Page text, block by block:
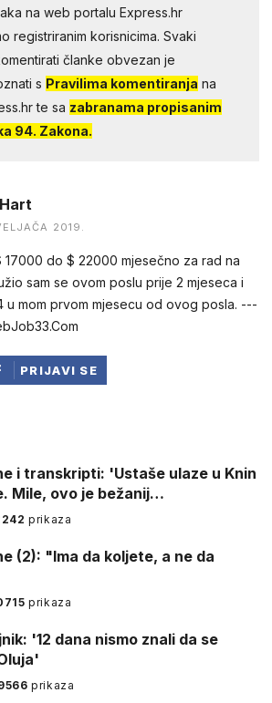
na web portalu Express.hr
registriranim korisnicima. Svaki
članke obvezan je
s Pravilima komentiranja na
te sa zabranama propisanim
94. Zakona.
2019.
do $ 22000 mjesečno za rad na
sam se ovom poslu prije 2 mjeseca i
u mom prvom mjesecu od ovog posla. ---
PRIJAVI SE
i transkripti: 'Ustaše ulaze u Knin
Mile, ovo je bežanij…
prikaza
(2): "Ima da koljete, a ne da
prikaza
'12 dana nismo znali da se
prikaza